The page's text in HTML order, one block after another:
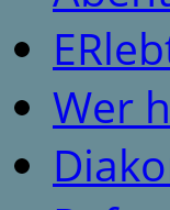
Wer